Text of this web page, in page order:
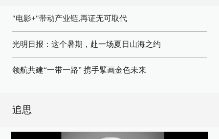
"电影+"带动产业链,再证无可取代
光明日报：这个暑期，赴一场夏日山海之约
领航共建“一带一路” 携手擘画金色未来
追思